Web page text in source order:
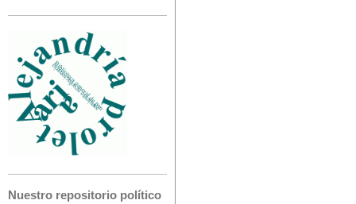
Nuestro repositorio político